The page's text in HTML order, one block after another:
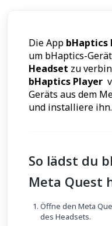
Die App bHaptics
um bHaptics-
Headset zu
bHaptics Player
Geräts aus dem
und installiere ihn.
So lädst du
Meta Quest
Öffne den Meta
des Headsets.